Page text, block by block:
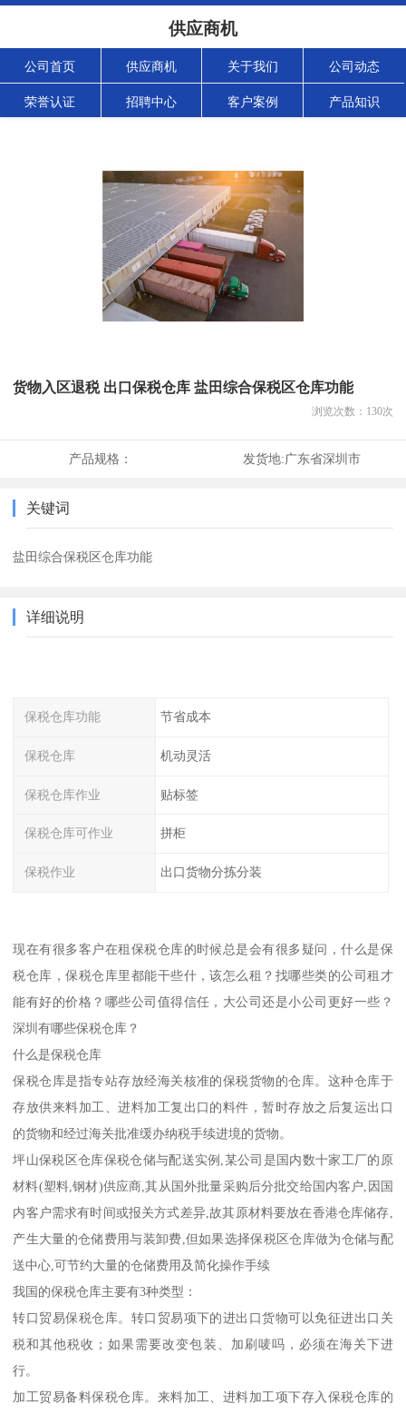
供应商机
公司首页 供应商机 关于我们 公司动态
荣誉认证 招聘中心 客户案例 产品知识
货物入区退税 出口保税仓库 盐田综合保税区仓库功能
浏览次数： 130次
产品规格： 发货地:广东省深圳市
关键词
盐田综合保税区仓库功能
详细说明
保税仓库功能 节省成本
保税仓库 机动灵活
保税仓库作业 贴标签
保税仓库可作业 拼柜
保税作业 出口货物分拣分装
现在有很多客户在租保税仓库的时候总是会有很多疑问，什么是保
税仓库，保税仓库里都能干些什，该怎么租？找哪些类的公司租才
能有好的价格？哪些公司值得信任，大公司还是小公司更好一些？
深圳有哪些保税仓库？
什么是保税仓库
保税仓库是指专站存放经海关核准的保税货物的仓库。这种仓库于
存放供来料加工、进料加工复出口的料件，暂时存放之后复运出口
的货物和经过海关批准缓办纳税手续进境的货物。
坪山保税区仓库保税仓储与配送实例,某公司是国内数十家工厂的原
材料(塑料,钢材)供应商,其从国外批量采购后分批交给国内客户,因国
内客户需求有时间或报关方式差异,故其原材料要放在香港仓库储存,
产生大量的仓储费用与装卸费,但如果选择保税区仓库做为仓储与配
送中心,可节约大量的仓储费用及简化操作手续
我国的保税仓库主要有3种类型：
转口贸易保税仓库。转口贸易项下的进出口货物可以免征进出口关
税和其他税收；如果需要改变包装、加刷唛吗，必须在海关下进
行。
加工贸易备料保税仓库。来料加工、进料加工项下存入保税仓库的